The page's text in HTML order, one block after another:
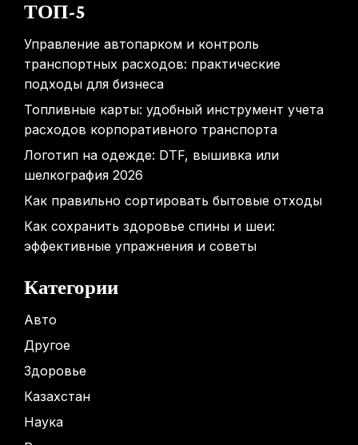
ТОП-5
Управление автопарком и контроль
транспортных расходов: практические
подходы для бизнеса
Топливные карты: удобный инструмент учета
расходов корпоративного транспорта
Логотип на одежде: DTF, вышивка или
шелкография 2026
Как правильно сортировать бытовые отходы
Как сохранить здоровье спины и шеи:
эффективные упражнения и советы
Категории
Авто
Другое
Здоровье
Казахстан
Наука